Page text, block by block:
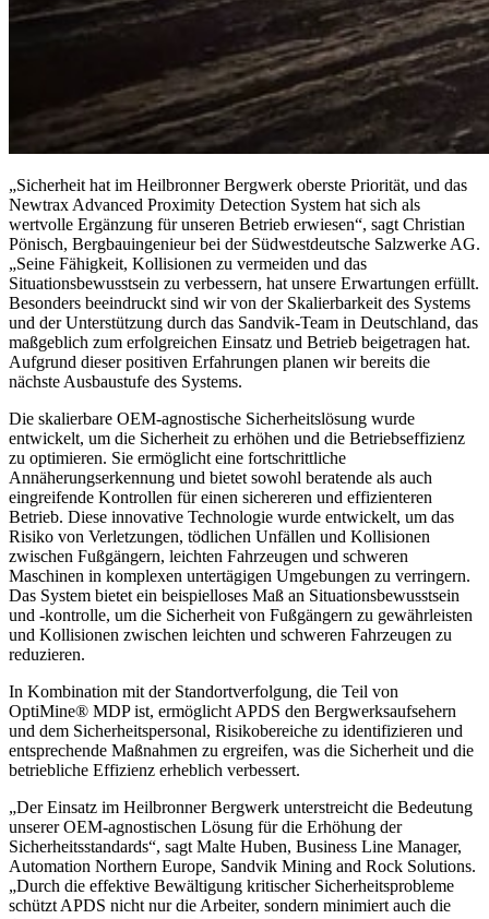
„Sicherheit hat im Heilbronner Bergwerk oberste Priorität, und das
Newtrax Advanced Proximity Detection System hat sich als
wertvolle Ergänzung für unseren Betrieb erwiesen“, sagt Christian
Pönisch, Bergbauingenieur bei der Südwestdeutsche Salzwerke AG.
„Seine Fähigkeit, Kollisionen zu vermeiden und das
Situationsbewusstsein zu verbessern, hat unsere Erwartungen erfüllt.
Besonders beeindruckt sind wir von der Skalierbarkeit des Systems
und der Unterstützung durch das Sandvik-Team in Deutschland, das
maßgeblich zum erfolgreichen Einsatz und Betrieb beigetragen hat.
Aufgrund dieser positiven Erfahrungen planen wir bereits die
nächste Ausbaustufe des Systems.
Die skalierbare OEM-agnostische Sicherheitslösung wurde
entwickelt, um die Sicherheit zu erhöhen und die Betriebseffizienz
zu optimieren. Sie ermöglicht eine fortschrittliche
Annäherungserkennung und bietet sowohl beratende als auch
eingreifende Kontrollen für einen sichereren und effizienteren
Betrieb. Diese innovative Technologie wurde entwickelt, um das
Risiko von Verletzungen, tödlichen Unfällen und Kollisionen
zwischen Fußgängern, leichten Fahrzeugen und schweren
Maschinen in komplexen untertägigen Umgebungen zu verringern.
Das System bietet ein beispielloses Maß an Situationsbewusstsein
und -kontrolle, um die Sicherheit von Fußgängern zu gewährleisten
und Kollisionen zwischen leichten und schweren Fahrzeugen zu
reduzieren.
In Kombination mit der Standortverfolgung, die Teil von
OptiMine® MDP ist, ermöglicht APDS den Bergwerksaufsehern
und dem Sicherheitspersonal, Risikobereiche zu identifizieren und
entsprechende Maßnahmen zu ergreifen, was die Sicherheit und die
betriebliche Effizienz erheblich verbessert.
„Der Einsatz im Heilbronner Bergwerk unterstreicht die Bedeutung
unserer OEM-agnostischen Lösung für die Erhöhung der
Sicherheitsstandards“, sagt Malte Huben, Business Line Manager,
Automation Northern Europe, Sandvik Mining and Rock Solutions.
„Durch die effektive Bewältigung kritischer Sicherheitsprobleme
schützt APDS nicht nur die Arbeiter, sondern minimiert auch die